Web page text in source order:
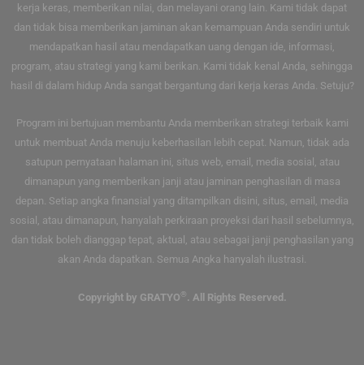
kerja keras, memberikan nilai, dan melayani orang lain. Kami tidak dapat
dan tidak bisa memberikan jaminan akan kemampuan Anda sendiri untuk
mendapatkan hasil atau mendapatkan uang dengan ide, informasi,
program, atau strategi yang kami berikan. Kami tidak kenal Anda, sehingga
hasil di dalam hidup Anda sangat bergantung dari kerja keras Anda. Setuju?
Program ini bertujuan membantu Anda memberikan strategi terbaik kami
untuk membuat Anda menuju keberhasilan lebih cepat. Namun, tidak ada
satupun pernyataan halaman ini, situs web, email, media sosial, atau
dimanapun yang memberikan janji atau jaminan penghasilan di masa
depan. Setiap angka finansial yang ditampilkan disini, situs, email, media
sosial, atau dimanapun, hanyalah perkiraan proyeksi dari hasil sebelumnya,
dan tidak boleh dianggap tepat, aktual, atau sebagai janji penghasilan yang
akan Anda dapatkan. Semua Angka hanyalah ilustrasi.
Copyright by GRATYO ® . All Rights Reserved.